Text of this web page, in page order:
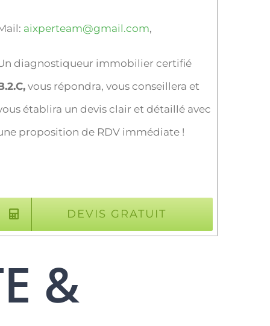
aixperteam@gmail.com,
diagnostiqueur immobilier certifié
vous répondra, vous conseillera et
établira un devis clair et détaillé avec
proposition de RDV immédiate !
DEVIS GRATUIT
&